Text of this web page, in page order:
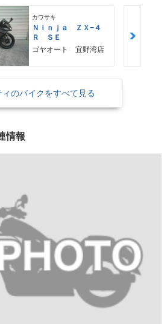
カワサキ
Ｎｉｎｊａ ＺＸ−４
Ｒ ＳＥ
ゴヤオート 宜野湾店
ィのバイクをすべて見る
情報